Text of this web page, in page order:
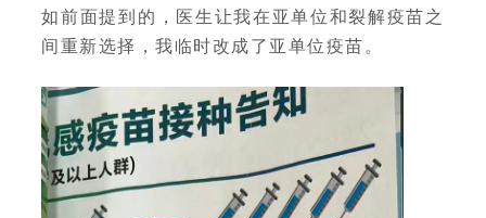
如前面提到的，医生让我在亚单位和裂解疫苗之
间重新选择，我临时改成了亚单位疫苗。